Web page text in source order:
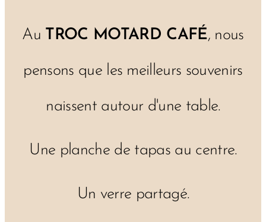
Au TROC MOTARD CAFÉ, nous
pensons que les meilleurs souvenirs
naissent autour d'une table.
Une planche de tapas au centre.
Un verre partagé.